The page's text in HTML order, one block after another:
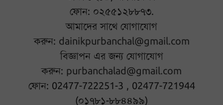
ফোন: ০২৫৫১২৮৮৭৩.
আমাদের সাথে যোগাযোগ
করুন: dainikpurbanchal@gmail.com
বিজ্ঞাপন এর জন্য যোগাযোগ
করুন: purbanchalad@gmail.com
ফোন: 02477-722251-3 , 02477-721944
(০১৭৮১-৮৮৪৪৯৯)